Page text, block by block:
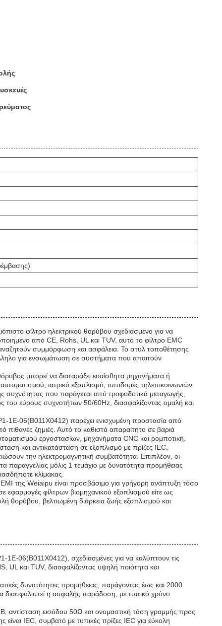
φίλτρο ηλεκτρικού θορύβου σχεδιασμένο για να
από CE, Rohs, UL και TUV, αυτό το φίλτρο EMC
συμμόρφωση και ασφάλεια. Το στυλ τοποθέτησης
για ενσωμάτωση σε συστήματα που απαιτούν
μπορεί να διαταράξει ευαίσθητα μηχανήματα ή
ιατρικό εξοπλισμό, υποδομές τηλεπικοινωνιών
συχνότητας που παράγεται από τροφοδοτικά μεταγωγής,
του εύρους συχνοτήτων 50/60Hz, διασφαλίζοντας ομαλή και
1E-06(B011X0412) παρέχει ενισχυμένη προστασία από
πιθανές ζημιές. Αυτό το καθιστά απαραίτητο σε βαριά
εργοστασίων, μηχανήματα CNC και ρομποτική.
και αντικατάσταση σε εξοπλισμό με πρίζες IEC,
την ηλεκτρομαγνητική συμβατότητα. Επιπλέον, οι
παραγγελίας μόλις 1 τεμάχιο με δυνατότητα προμήθειας
κλίμακας.
της Weiaipu είναι προσβάσιμο για γρήγορη ανάπτυξη τόσο
εφαρμογές φίλτρων βιομηχανικού εξοπλισμού είτε ως
θορύβου, βελτιωμένη διάρκεια ζωής εξοπλισμού και
06(B011X0412), σχεδιασμένες για να καλύπτουν τις
UL και TUV, διασφαλίζοντας υψηλή ποιότητα και
δυνατότητες προμήθειας, παράγοντας έως και 2000
διασφαλιστεί η ασφαλής παράδοση, με τυπικό χρόνο
αντίσταση εισόδου 50Ω και ονομαστική τάση γραμμής προς
IEC, συμβατό με τυπικές πρίζες IEC για εύκολη